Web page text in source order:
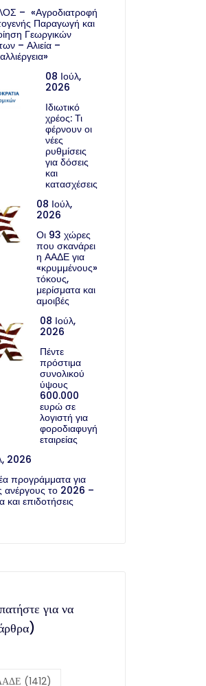
– «Αγροδιατροφή
Παραγωγή και
Γεωργικών
– Αλιεία –
08 Ιούλ,
2026
Ιδιωτικό
χρέος: Τι
φέρνουν οι
νέες
ρυθμίσεις
για δόσεις
και
κατασχέσεις
08 Ιούλ,
2026
Οι 93 χώρες
που σκανάρει
η ΑΑΔΕ για
«κρυμμένους»
τόκους,
μερίσματα και
αμοιβές
08 Ιούλ,
2026
Πέντε
πρόστιμα
συνολικού
ύψους
600.000
ευρώ σε
λογιστή για
φοροδιαφυγή
εταιρείας
2026
προγράμματα για
ανέργους το 2026 –
και επιδοτήσεις
για να
(1412)